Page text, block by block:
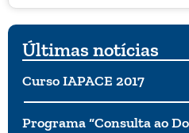
barriga, nos encoraja a
uma “respiração torácica”
eficiente. Dessa forma,
diafragma é vantajoso para
Últimas notícias
Curso IAPACE 2017
Programa “Consulta ao